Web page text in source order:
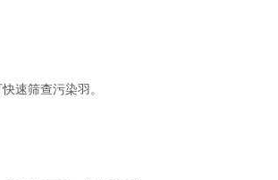
速筛查污染羽。